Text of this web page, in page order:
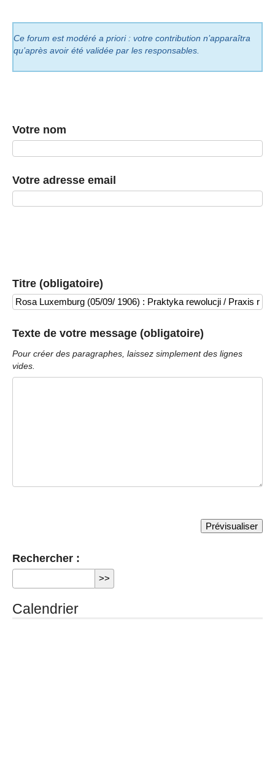
Ce forum est modéré a priori : votre contribution n’apparaîtra
qu’après avoir été validée par les responsables.
Votre nom
Votre adresse email
Titre (obligatoire)
Texte de votre message (obligatoire)
Pour créer des paragraphes, laissez simplement des lignes
vides.
Rechercher :
Calendrier